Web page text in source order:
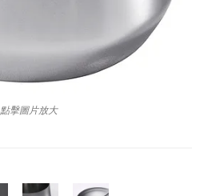
點擊圖片放大